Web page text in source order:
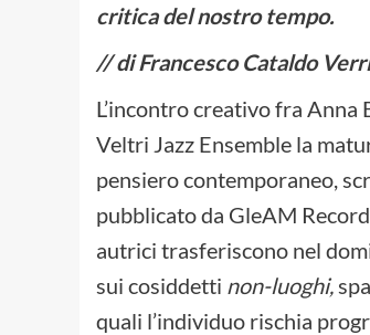
critica del nostro tempo.
// di Francesco Cataldo
L’incontro creativo fra
Veltri Jazz Ensemble la
pensiero contemporaneo,
pubblicato da GleAM
autrici trasferiscono nel
sui cosiddetti non-luoghi,
quali l’individuo rischia